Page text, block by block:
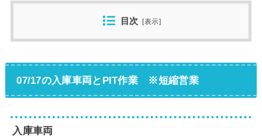
目次 [表示]
07/17の入庫車両とPIT作業 ※短縮営業
入庫車両